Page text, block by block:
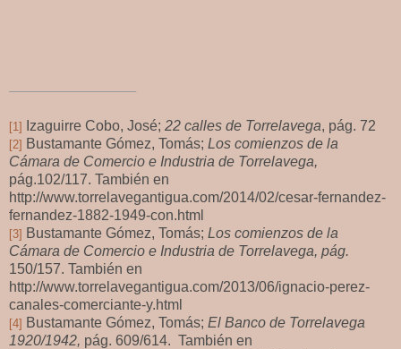
[1] Izaguirre Cobo, José; 22 calles de Torrelavega, pág. 72
[2] Bustamante Gómez, Tomás; Los comienzos de la
Cámara de Comercio e Industria de Torrelavega,
pág.102/117. También en
http://www.torrelavegantigua.com/2014/02/cesar-fernandez-
fernandez-1882-1949-con.html
[3] Bustamante Gómez, Tomás; Los comienzos de la
Cámara de Comercio e Industria de Torrelavega, pág.
150/157. También en
http://www.torrelavegantigua.com/2013/06/ignacio-perez-
canales-comerciante-y.html
[4] Bustamante Gómez, Tomás; El Banco de Torrelavega
1920/1942, pág. 609/614. También en